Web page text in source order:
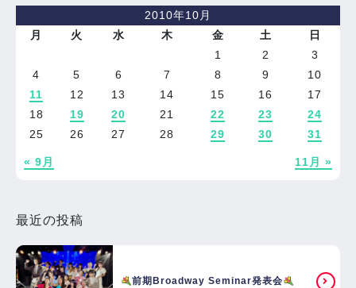
2010年10月
月
火 水 木 金 土 日
« 9月 11月 »
1 2
3
4
5 6 7 8 9
10
11
12 13 14 15 16
17
18
19 20 21 22 23
24
25
26 27 28 29 30 31
最近の投稿
前期Broadway Seminar発表会